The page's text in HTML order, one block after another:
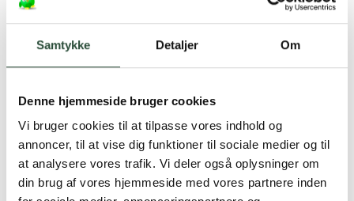
Samtykke Detaljer Om
Denne hjemmeside bruger cookies
Vi bruger cookies til at tilpasse vores indhold og
annoncer, til at vise dig funktioner til sociale medier og til
at analysere vores trafik. Vi deler også oplysninger om
din brug af vores hjemmeside med vores partnere inden